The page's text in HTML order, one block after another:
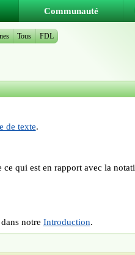
de texte.
qui est en rapport avec la
notre Introduction.
Tous FDL
Communauté